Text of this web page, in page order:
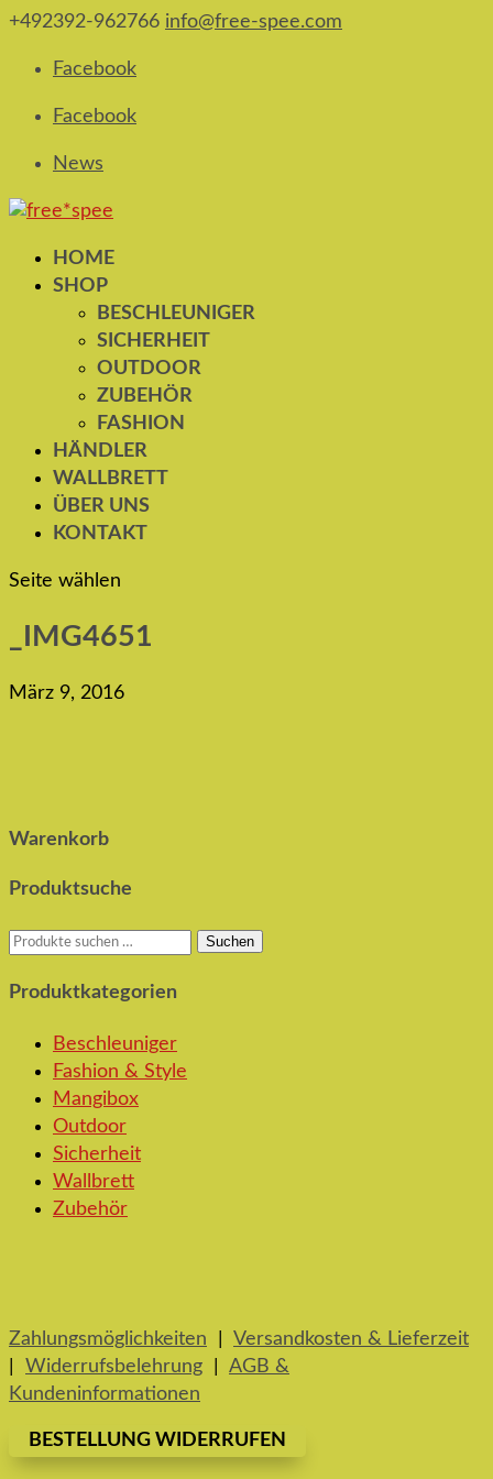
+492392-962766 info@free-spee.com
Facebook
Facebook
News
HOME
SHOP
BESCHLEUNIGER
SICHERHEIT
OUTDOOR
ZUBEHÖR
FASHION
HÄNDLER
WALLBRETT
ÜBER UNS
KONTAKT
Seite wählen
_IMG4651
März 9, 2016
Warenkorb
Produktsuche
Suchen
Suchen
Produktkategorien
Beschleuniger
Fashion & Style
Mangibox
Outdoor
Sicherheit
Wallbrett
Zubehör
Zahlungsmöglichkeiten
Versandkosten & Lieferzeit
Widerrufsbelehrung
AGB &
Kundeninformationen
BESTELLUNG WIDERRUFEN